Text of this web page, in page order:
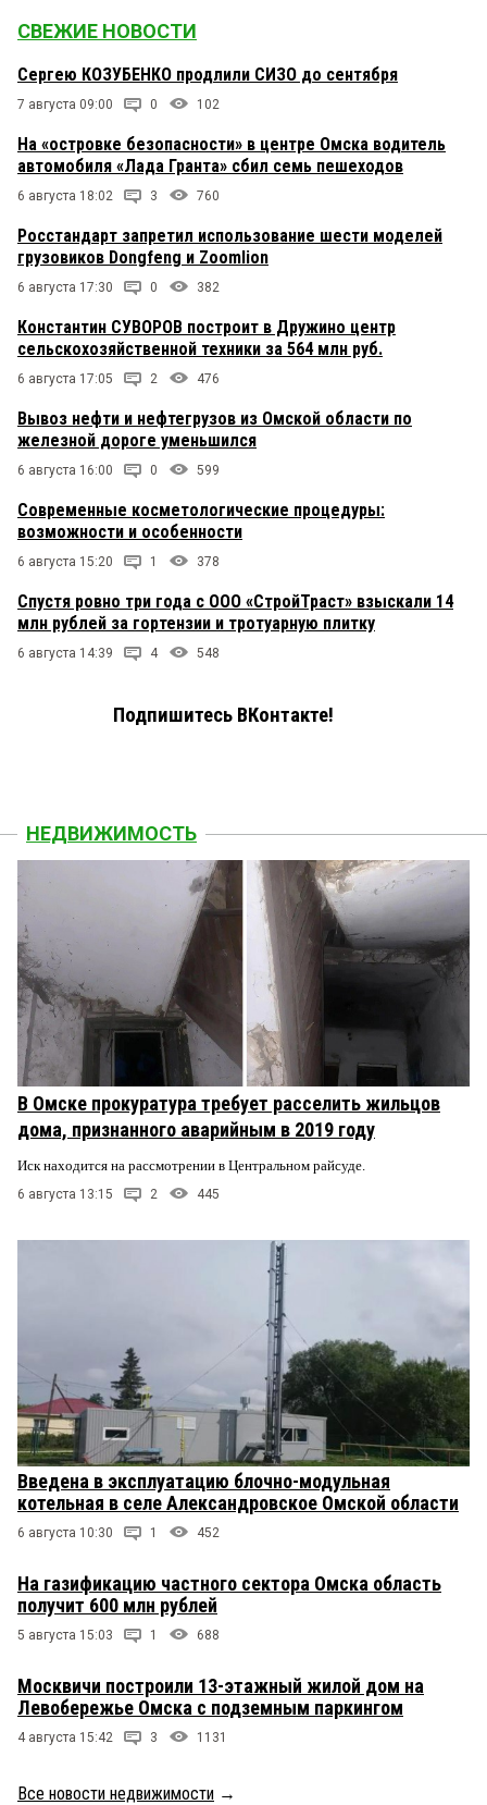
СВЕЖИЕ НОВОСТИ
Сергею КОЗУБЕНКО продлили СИЗО до сентября
7 августа 09:00 0 102
На «островке безопасности» в центре Омска водитель
автомобиля «Лада Гранта» сбил семь пешеходов
6 августа 18:02 3 760
Росстандарт запретил использование шести моделей
грузовиков Dongfeng и Zoomlion
6 августа 17:30 0 382
Константин СУВОРОВ построит в Дружино центр
сельскохозяйственной техники за 564 млн руб.
6 августа 17:05 2 476
Вывоз нефти и нефтегрузов из Омской области по
железной дороге уменьшился
6 августа 16:00 0 599
Современные косметологические процедуры:
возможности и особенности
6 августа 15:20 1 378
Спустя ровно три года с ООО «СтройТраст» взыскали 14
млн рублей за гортензии и тротуарную плитку
6 августа 14:39 4 548
Подпишитесь ВКонтакте!
НЕДВИЖИМОСТЬ
В Омске прокуратура требует расселить жильцов
дома, признанного аварийным в 2019 году
Иск находится на рассмотрении в Центральном райсуде.
6 августа 13:15 2 445
Введена в эксплуатацию блочно-модульная
котельная в селе Александровское Омской области
6 августа 10:30 1 452
На газификацию частного сектора Омска область
получит 600 млн рублей
5 августа 15:03 1 688
Москвичи построили 13-этажный жилой дом на
Левобережье Омска с подземным паркингом
4 августа 15:42 3 1131
Все новости недвижимости →